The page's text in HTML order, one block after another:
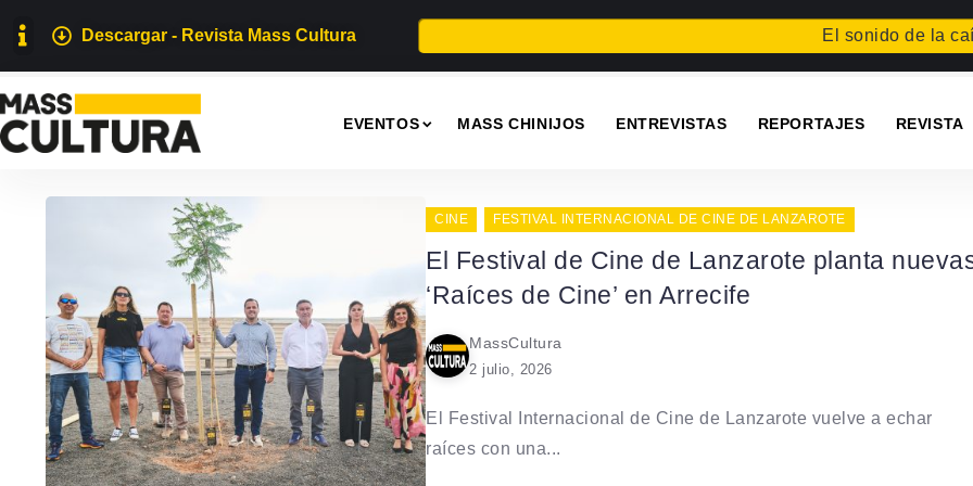
Descargar - Revista Mass Cultura El sonido de la caída
EVENTOS MASS CHINIJOS ENTREVISTAS REPORTAJES REVISTA
CINE FESTIVAL INTERNACIONAL DE CINE DE LANZAROTE
El Festival de Cine de Lanzarote planta
‘Raíces de Cine’ en Arrecife
MassCultura
2 julio, 2026
El Festival Internacional de Cine de Lanzarote vuelve a echar
raíces con una...